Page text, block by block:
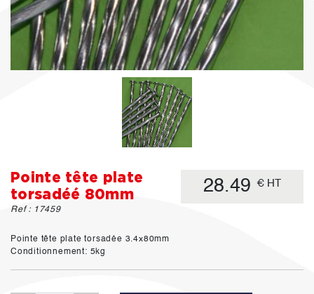
28.49 € HT
Pointe tête plate
torsadéé 80mm
Ref : 17459
Pointe tête plate torsadée 3.4x80mm
Conditionnement: 5kg